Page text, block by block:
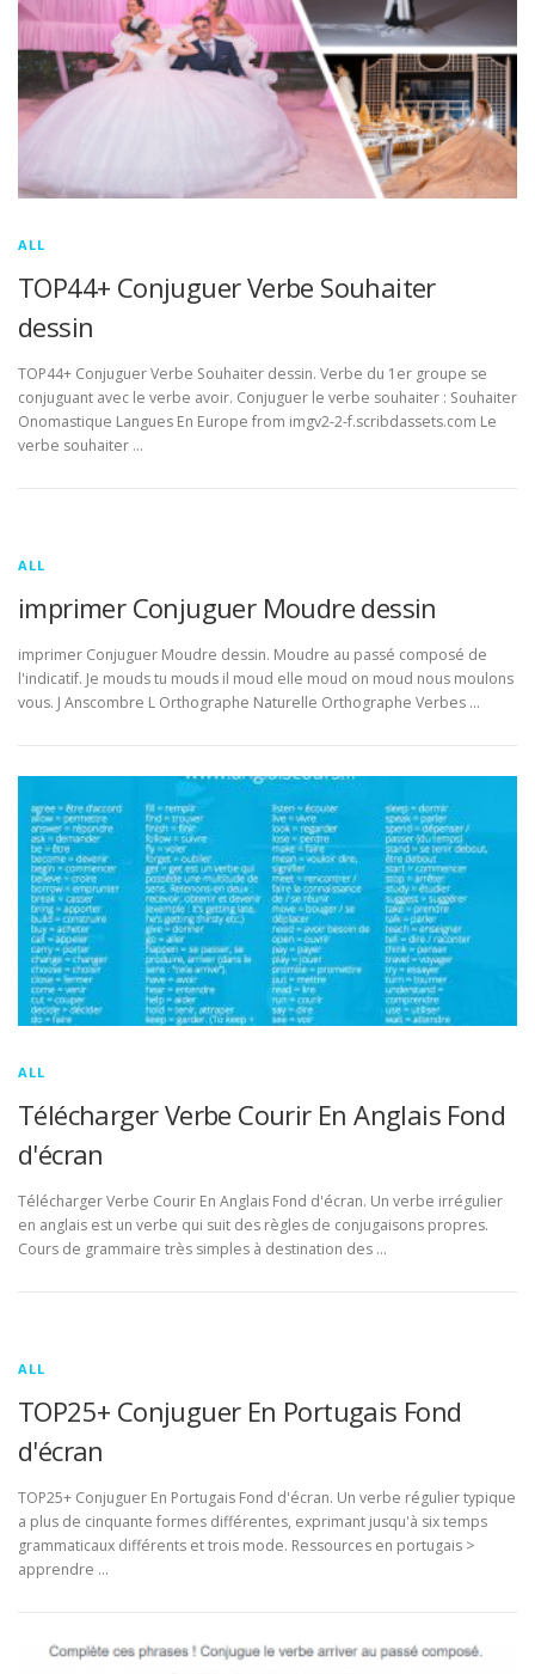
ALL
TOP44+ Conjuguer Verbe Souhaiter
dessin
TOP44+ Conjuguer Verbe Souhaiter dessin. Verbe du 1er groupe se
conjuguant avec le verbe avoir. Conjuguer le verbe souhaiter : Souhaiter
Onomastique Langues En Europe from imgv2-2-f.scribdassets.com Le
verbe souhaiter …
ALL
imprimer Conjuguer Moudre dessin
imprimer Conjuguer Moudre dessin. Moudre au passé composé de
l'indicatif. Je mouds tu mouds il moud elle moud on moud nous moulons
vous. J Anscombre L Orthographe Naturelle Orthographe Verbes …
ALL
Télécharger Verbe Courir En Anglais Fond
d'écran
Télécharger Verbe Courir En Anglais Fond d'écran. Un verbe irrégulier
en anglais est un verbe qui suit des règles de conjugaisons propres.
Cours de grammaire très simples à destination des …
ALL
TOP25+ Conjuguer En Portugais Fond
d'écran
TOP25+ Conjuguer En Portugais Fond d'écran. Un verbe régulier typique
a plus de cinquante formes différentes, exprimant jusqu'à six temps
grammaticaux différents et trois mode. Ressources en portugais >
apprendre …